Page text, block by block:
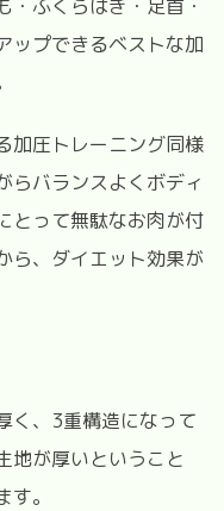
ふくらはぎ・足首・
ップできるベストな加
加圧トレーニング同様
らバランスよくボディ
とって無駄なお肉が付
ら、ダイエット効果が
く、3重構造になって
地が厚いということ
。